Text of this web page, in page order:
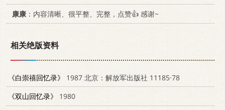
康康 ：内容清晰、很平整、完整，点赞👍 感谢~
相关绝版资料
《白崇禧回忆录》
1987 北京：解放军出版社 11185·78
《双山回忆录》
1980